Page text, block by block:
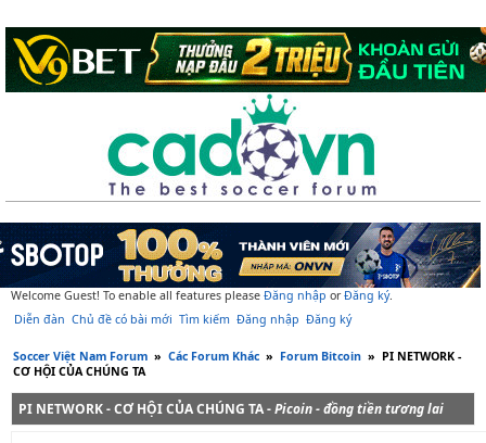
Welcome Guest! To enable all features please Đăng nhập orĐăng ký.
Diễn đàn Chủ đề có bài mới Tìm kiếm Đăng nhập Đăng ký
Soccer Việt Nam Forum » Các Forum Khác » Forum Bitcoin » PI NETWORK -
CƠ HỘI CỦA CHÚNG TA
PI NETWORK - CƠ HỘI CỦA CHÚNG TA -Picoin - đồng tiền tương lai